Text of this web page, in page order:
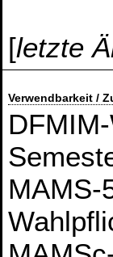
[letzte
Verwendbarkeit /
MAMS-